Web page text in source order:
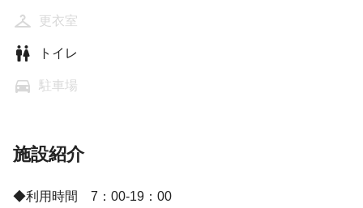
更衣室
トイレ
駐車場
施設紹介
◆利用時間 7：00-19：00